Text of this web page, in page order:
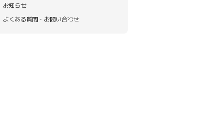
お知らせ
よくある質問・お問い合わせ